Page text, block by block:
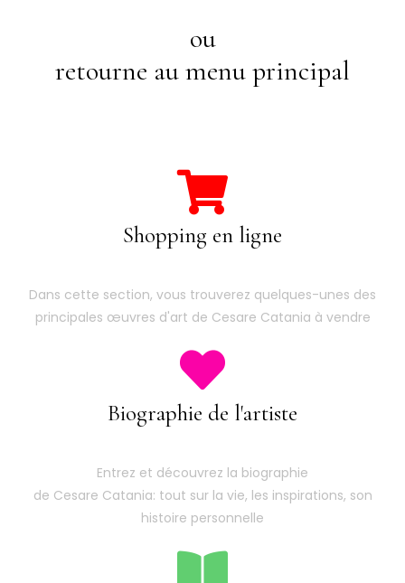
ou
retourne au menu principal
Shopping en ligne
Dans cette section, vous trouverez quelques-unes des
principales œuvres d'art de Cesare Catania à vendre
Biographie de l'artiste
Entrez et découvrez la biographie
de Cesare Catania: tout sur la vie, les inspirations, son
histoire personnelle